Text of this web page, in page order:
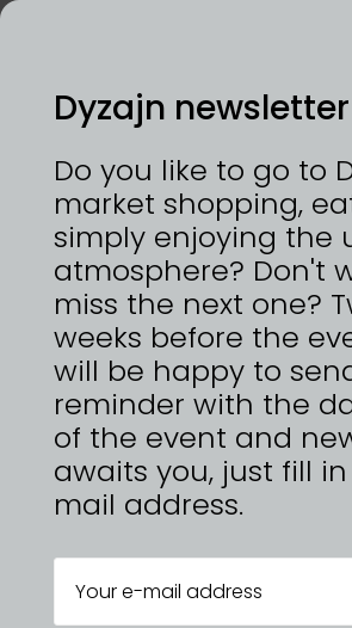
7—8/3/2026 | VÝSTAVIŠTĚ PRAHA,
V Sirupárně vaříme sirupy, které
šťávu! Z opravdového ovoce,
Žádná chemie, žádné náhražky.
vzniká v malé šarži s maximální
nás na Moravě. Držíme se
babičky, ale nebojíme se
které vás možná překvapí.
https://www.siruparna.cz
ZPĚT NA
Dyzajn newsletter
Do you like to go to
market shopping,
simply enjoying the
atmosphere? Don't
miss the next one?
weeks before the
will be happy to
reminder with the
of the event and
awaits you, just fill
mail address.